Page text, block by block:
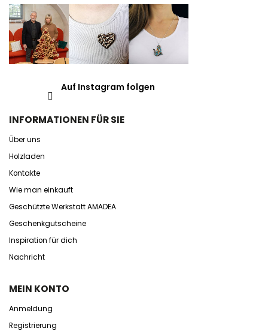
Auf Instagram folgen
INFORMATIONEN FÜR SIE
Über uns
Holzladen
Kontakte
Wie man einkauft
Geschützte Werkstatt AMADEA
Geschenkgutscheine
Inspiration für dich
Nachricht
MEIN KONTO
Anmeldung
Registrierung